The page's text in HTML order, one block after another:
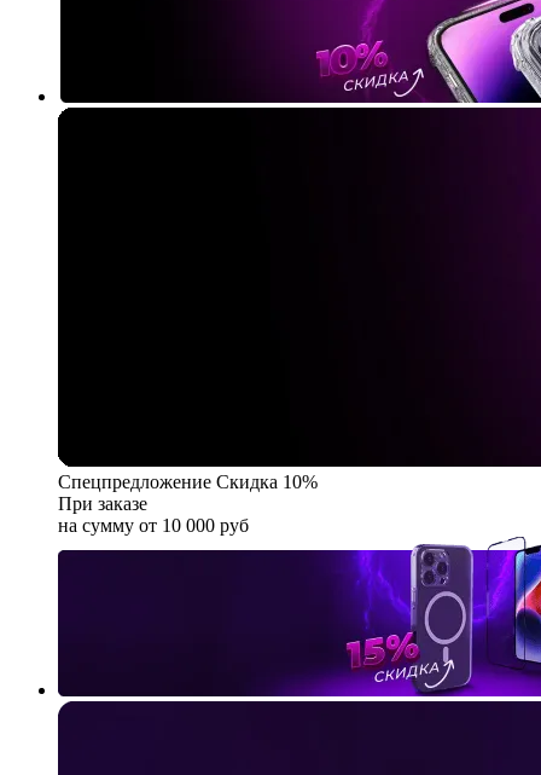
Спецпредложение Скидка 10%
При заказе
на сумму от 10 000 руб